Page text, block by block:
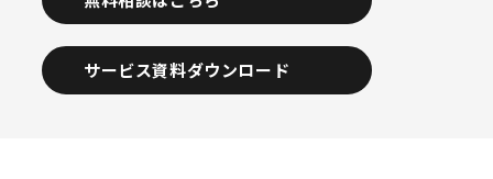
サービス資料ダウンロード